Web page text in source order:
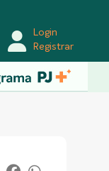
Login
Registrar